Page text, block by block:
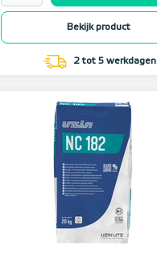
Bekijk product
2 tot 5 werkdagen